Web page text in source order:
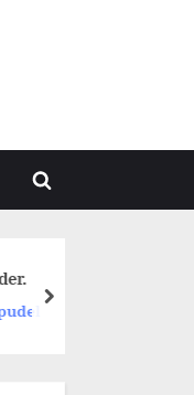
Toggle
next